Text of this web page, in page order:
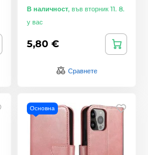
В наличност, във вторник 11. 8.
у вас
5,80 €
Сравнете
Основна